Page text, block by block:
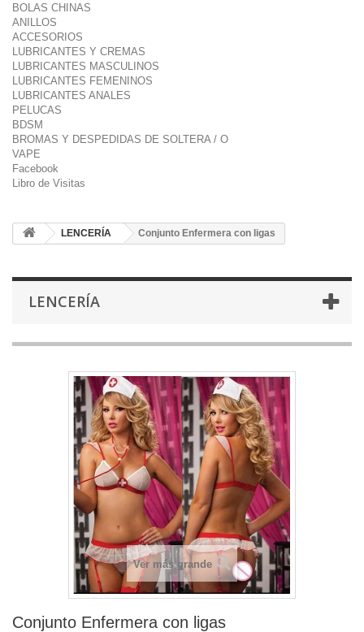
BOLAS CHINAS
ANILLOS
ACCESORIOS
LUBRICANTES Y CREMAS
LUBRICANTES MASCULINOS
LUBRICANTES FEMENINOS
LUBRICANTES ANALES
PELUCAS
BDSM
BROMAS Y DESPEDIDAS DE SOLTERA / O
VAPE
Facebook
Libro de Visitas
LENCERÍA Conjunto Enfermera con ligas
LENCERÍA
Ver más grande
Conjunto Enfermera con ligas